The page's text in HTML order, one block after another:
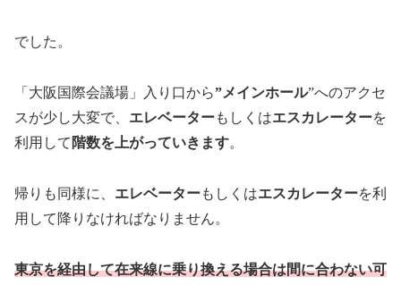
でした。
「大阪国際会議場」入り口から”メインホール”へのアクセ
スが少し大変で、 エレベーターもしくはエスカレーターを
利用して 階数を上がっていきます。
帰りも同様に、 エレベーターもしくはエスカレーターを利
用して降りなければなりません。
東京を経由して在来線に乗り換える場合は間に合わない可